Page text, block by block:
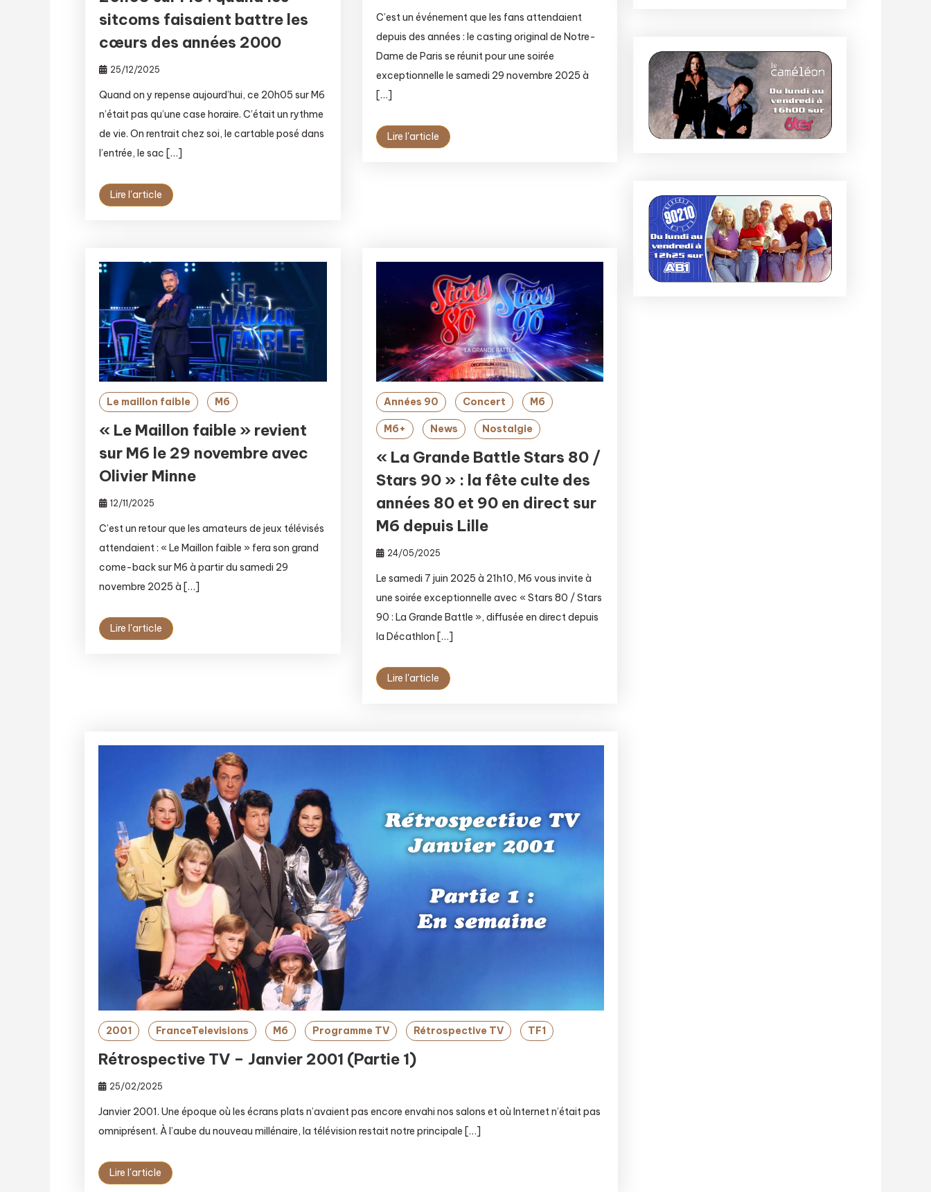
sitcoms faisaient battre les
cœurs des années 2000
25/12/2025
Quand on y repense aujourd’hui, ce 20h05 sur M6
n’était pas qu’une case horaire. C’était un rythme
de vie. On rentrait chez soi, le cartable posé dans
l’entrée, le sac […]
Lire l'article
C’est un événement que les fans attendaient
depuis des années : le casting original de Notre-
Dame de Paris se réunit pour une soirée
exceptionnelle le samedi 29 novembre 2025 à
[…]
Lire l'article
Le maillon faible M6
« Le Maillon faible » revient
sur M6 le 29 novembre avec
Olivier Minne
12/11/2025
C’est un retour que les amateurs de jeux télévisés
attendaient : « Le Maillon faible » fera son grand
come-back sur M6 à partir du samedi 29
novembre 2025 à […]
Lire l'article
Années 90 Concert M6
M6+ News Nostalgie
« La Grande Battle Stars 80 /
Stars 90 » : la fête culte des
années 80 et 90 en direct sur
M6 depuis Lille
24/05/2025
Le samedi 7 juin 2025 à 21h10, M6 vous invite à
une soirée exceptionnelle avec « Stars 80 / Stars
90 : La Grande Battle », diffusée en direct depuis
la Décathlon […]
Lire l'article
2001 FranceTelevisions M6 Programme TV Rétrospective TV TF1
Rétrospective TV – Janvier 2001 (Partie 1)
25/02/2025
Janvier 2001. Une époque où les écrans plats n’avaient pas encore envahi nos salons et où Internet n’était pas
omniprésent. À l’aube du nouveau millénaire, la télévision restait notre principale […]
Lire l'article